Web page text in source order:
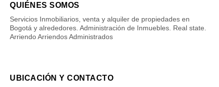
QUIÉNES SOMOS
Servicios Inmobiliarios, venta y alquiler de propiedades en
Bogotá y alrededores. Administración de Inmuebles. Real state.
Arriendo Arriendos Administrados
UBICACIÓN Y CONTACTO